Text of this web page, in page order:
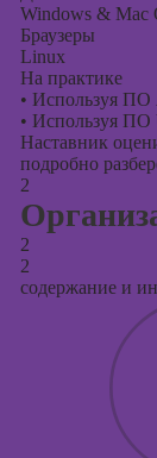
Windows & Mac
Браузеры
Linux
На практике
• Используя ПО
• Используя ПО
Наставник
подробно
2
2
2
содержание и